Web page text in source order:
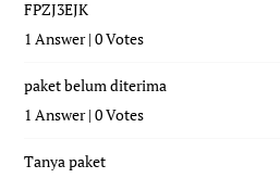
FPZJ3EJK
1 Answer|0 Votes
paket belum diterima
1 Answer|0 Votes
Tanya paket